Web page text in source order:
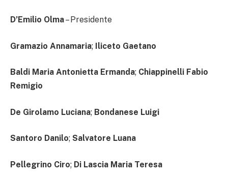
D’Emilio Olma– Presidente
Gramazio Annamaria; Iliceto Gaetano
Baldi Maria Antonietta Ermanda; Chiappinelli Fabio
Remigio
De Girolamo Luciana; Bondanese Luigi
Santoro Danilo; Salvatore Luana
Pellegrino Ciro; Di Lascia Maria Teresa